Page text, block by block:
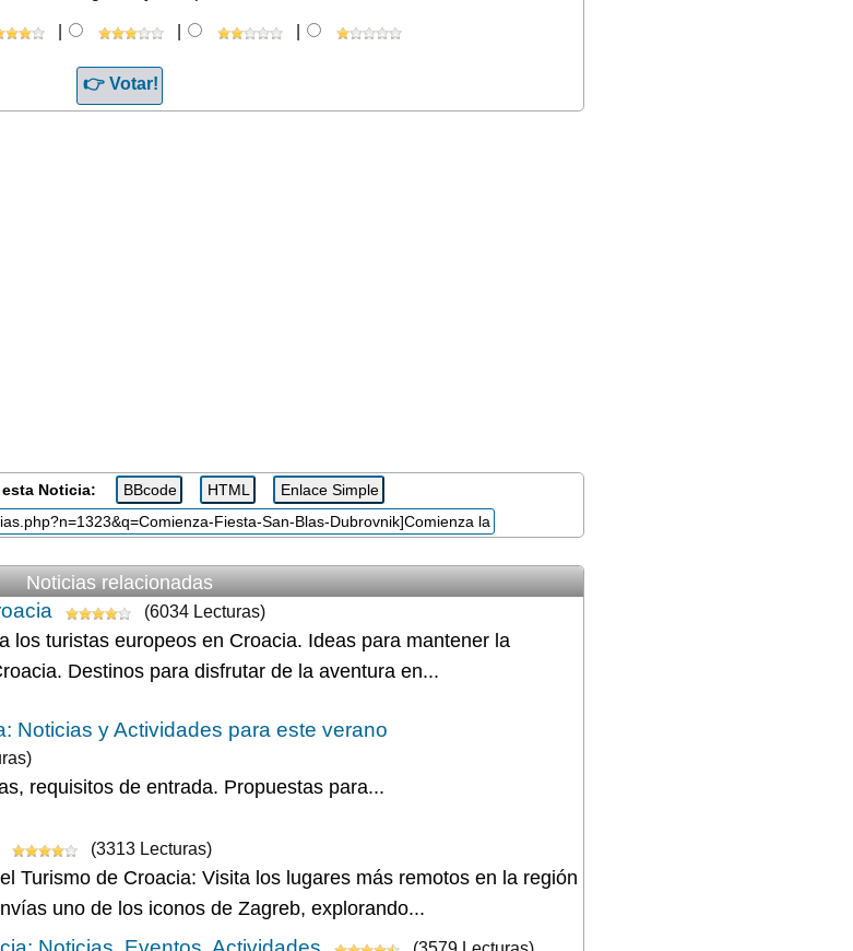
Noticia:
Noticias relacionadas
(6034 Lecturas)
los turistas europeos en Croacia. Ideas para mantener la
Destinos para disfrutar de la aventura en...
Noticias y Actividades para este verano
requisitos de entrada. Propuestas para...
(3313 Lecturas)
Turismo de Croacia: Visita los lugares más remotos en la región
uno de los iconos de Zagreb, explorando...